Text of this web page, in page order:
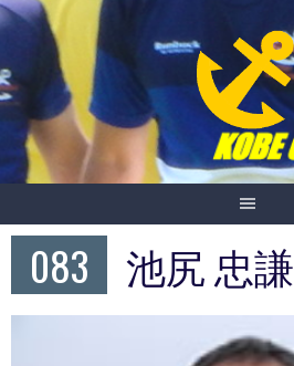
Skip
content
083 池尻 忠謙